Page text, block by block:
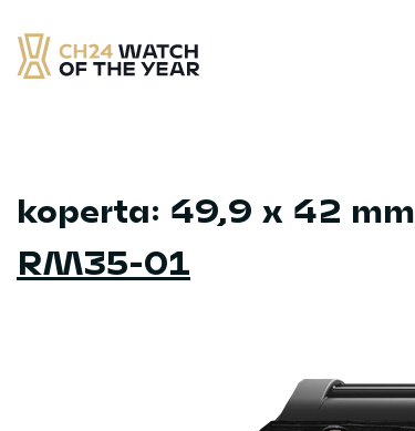
to
content
koperta: 49,9 x 42 mm
RM35-01